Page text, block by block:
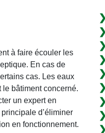
à faire écouler les
En cas de
cas. Les eaux
le bâtiment concerné.
un expert en
d’éliminer
en fonctionnement.